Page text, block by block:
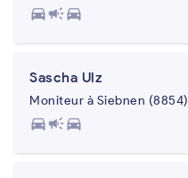
directions_carcampaigndirections_car
Sascha Ulz
Moniteur à Siebnen (8854)
directions_carcampaigndirections_car